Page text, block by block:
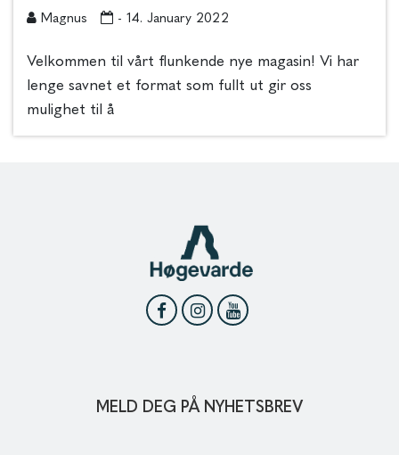
Magnus - 14. January 2022
Velkommen til vårt flunkende nye magasin! Vi har
lenge savnet et format som fullt ut gir oss
mulighet til å
MELD DEG PÅ NYHETSBREV